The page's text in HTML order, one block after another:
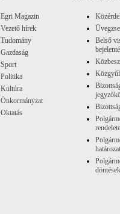
Egri Magazin
Vezető hírek
Tudomány
Gazdaság
Sport
Politika
Kultúra
Önkormányzat
Oktatás
Belső
döntések